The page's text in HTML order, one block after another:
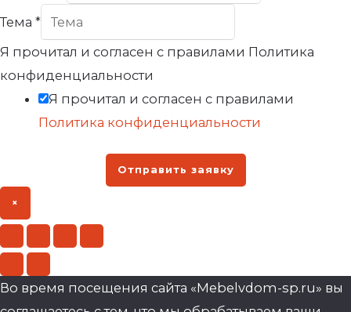
Тема *
Я прочитал и согласен с правилами Политика
конфиденциальности
Я прочитал и согласен с правилами
Политика конфиденциальности
Отправить заявку
×
Во время посещения сайта «Mebelvdom-sp.ru» вы